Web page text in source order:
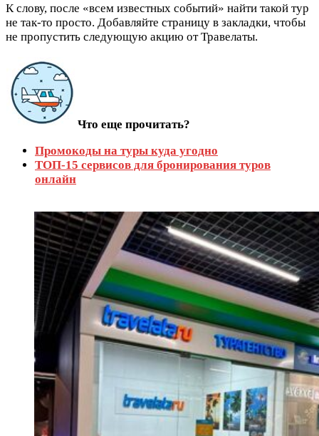
К слову, после «всем известных событий» найти такой тур
не так-то просто. Добавляйте страницу в закладки, чтобы
не пропустить следующую акцию от Травелаты.
Что еще прочитать?
Промокоды на туры куда угодно
ТОП-15 сервисов для бронирования туров
онлайн